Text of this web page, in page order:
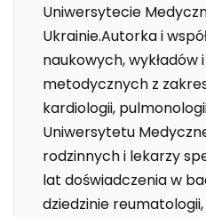
Uniwersytecie
Ukrainie.Autorka i
naukowych, wykładów
metodycznych z
kardiologii,
Uniwersytetu
rodzinnych i lekarzy
lat doświadczenia w
dziedzinie